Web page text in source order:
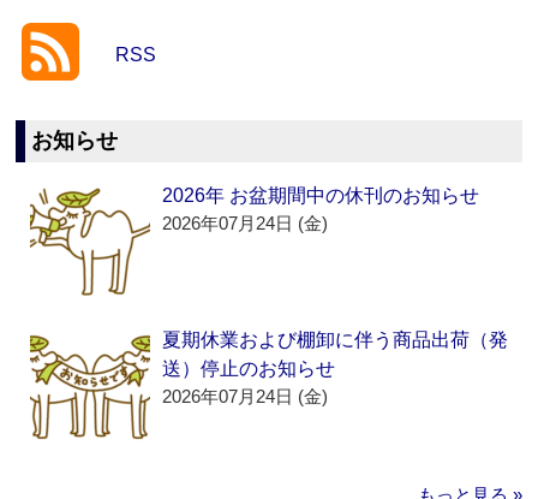
RSS
お知らせ
2026年 お盆期間中の休刊のお知らせ
2026年07月24日 (金)
夏期休業および棚卸に伴う商品出荷（発
送）停止のお知らせ
2026年07月24日 (金)